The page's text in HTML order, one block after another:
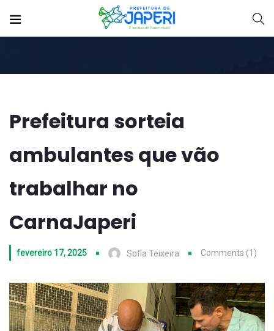
Prefeitura sorteia
ambulantes que vão
trabalhar no
CarnaJaperi
fevereiro 17, 2025 Sofia Teixeira Comments (1)